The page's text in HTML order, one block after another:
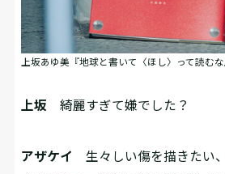
上坂あゆ美『地球と書いて〈ほし〉って読むな
上坂 綺麗すぎて嫌でした？
アザケイ
生々しい傷を描きたい